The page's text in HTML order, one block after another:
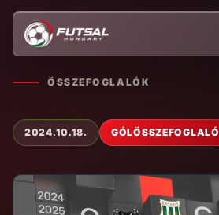
ÖSSZEFOGLALÓK
2024.10.18. GÓLÖSSZEFOGLALÓ